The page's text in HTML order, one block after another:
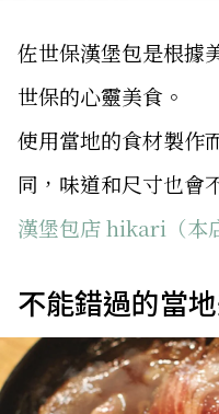
佐世保漢堡包是根據
世保的心靈美食。
使用當地的食材製作
同，味道和尺寸也會
漢堡包店 hikari（本
不能錯過的當